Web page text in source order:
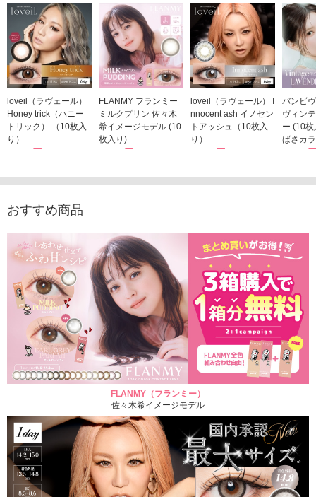
loveil（ラヴェール）
Honey trick（ハニー
トリック） （10枚入
り）
1,760円
FLANMY フランミー
ミルクプリン 佐々木
希イメージモデル (10
枚入り)
1,815円
loveil（ラヴェール） I
nnocent ash イノセン
トアッシュ（10枚入
り）
1,760円
バンビ
ヴィン
ー (10
ばさカ
1,848
おすすめ商品
FLANMY（フランミー）
佐々木希イメージモデル